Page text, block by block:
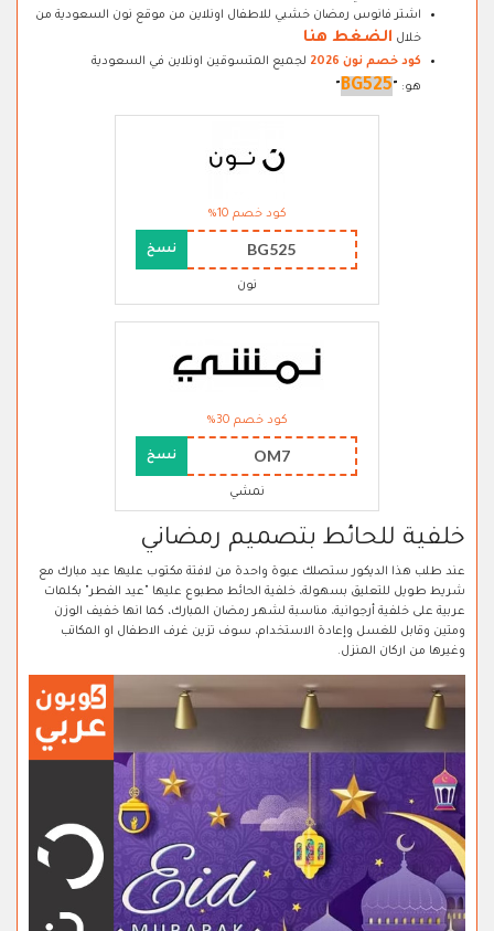
اشتر فانوس رمضان خشبي للاطفال اونلاين من موقع نون السعودية من
خلال الضغط هنا
كود خصم نون 2026
لجميع المتسوقين اونلاين في السعودية
هو: "
BG525
"
كود خصم 10%
BG525 نسخ
نون
كود خصم 30%
OM7 نسخ
نمشي
خلفية للحائط بتصميم رمضاني
عند طلب هذا الديكور ستصلك عبوة واحدة من لافتة مكتوب عليها عيد مبارك مع
شريط طويل للتعليق بسهولة، خلفية الحائط مطبوع عليها "عيد الفطر" بكلمات
عربية على خلفية أرجوانية، مناسبة لشهر رمضان المبارك، كما انها خفيف الوزن
ومتين وقابل للغسل وإعادة الاستخدام، سوف تزين غرف الاطفال او المكاتب
وغيرها من اركان المنزل.